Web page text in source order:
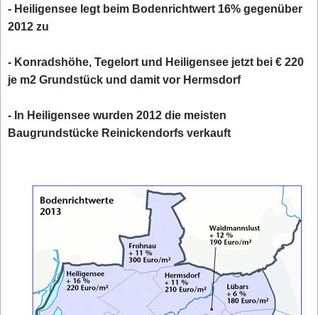
- Heiligensee legt beim Bodenrichtwert 16% gegenüber
2012 zu
- Konradshöhe, Tegelort und Heiligensee jetzt bei € 220
je m2 Grundstück und damit vor Hermsdorf
- In Heiligensee wurden 2012 die meisten
Baugrundstücke Reinickendorfs verkauft